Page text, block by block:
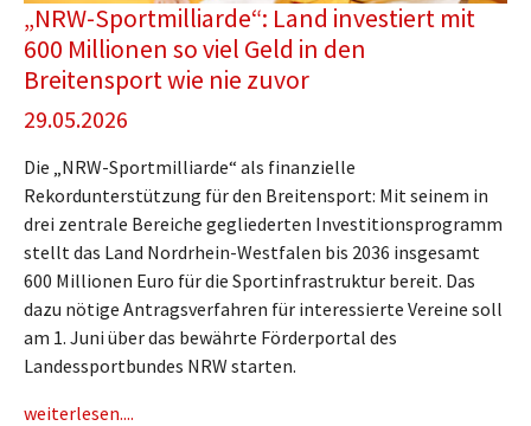
„NRW-Sportmilliarde“: Land investiert mit
600 Millionen so viel Geld in den
Breitensport wie nie zuvor
29.05.2026
Die „NRW-Sportmilliarde“ als finanzielle
Rekordunterstützung für den Breitensport: Mit seinem in
drei zentrale Bereiche gegliederten Investitionsprogramm
stellt das Land Nordrhein-Westfalen bis 2036 insgesamt
600 Millionen Euro für die Sportinfrastruktur bereit. Das
dazu nötige Antragsverfahren für interessierte Vereine soll
am 1. Juni über das bewährte Förderportal des
Landessportbundes NRW starten.
weiterlesen....